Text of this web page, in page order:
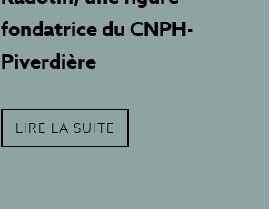
fondatrice du CNPH-
Piverdière
LIRE LA SUITE